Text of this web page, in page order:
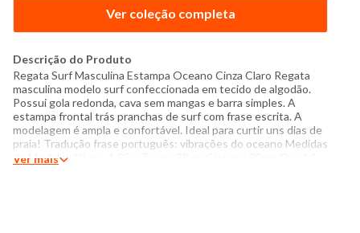
Ver coleção completa
Descrição do Produto
Regata Surf Masculina Estampa Oceano Cinza Claro Regata
masculina modelo surf confeccionada em tecido de algodão.
Possui gola redonda, cava sem mangas e barra simples. A
estampa frontal trás pranchas de surf com frase escrita. A
modelagem é ampla e confortável. Ideal para curtir uns dias de
praia! Tradução frase português: vibrações do oceano Medidas
do Modelo: Altura: 1,85m Tórax: 98cm Cintura: 80cm Quadril:
Ver mais